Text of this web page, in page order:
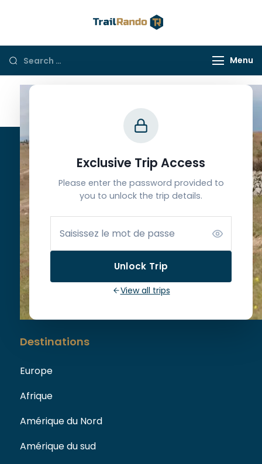
Menu
Exclusive Trip Access
Please enter the password provided to
you to unlock the trip details.
Unlock Trip
View all trips
Ouvert du lundi au samedi
de 9h à 12h30 et de 13h30 à 18h
(+33) 6 65 39 33 63
info@trailrando.fr
Destinations
Europe
Afrique
Amérique du Nord
Amérique du sud